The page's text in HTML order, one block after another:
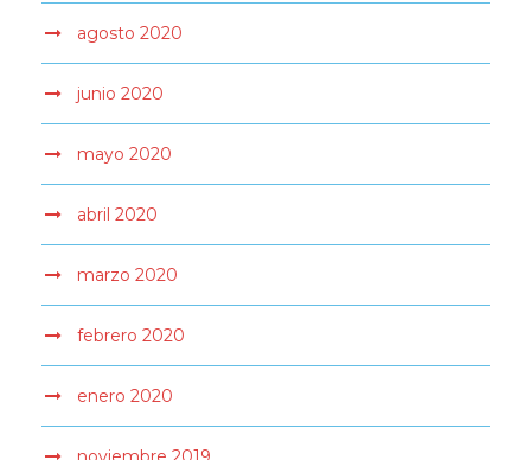
agosto 2020
junio 2020
mayo 2020
abril 2020
marzo 2020
febrero 2020
enero 2020